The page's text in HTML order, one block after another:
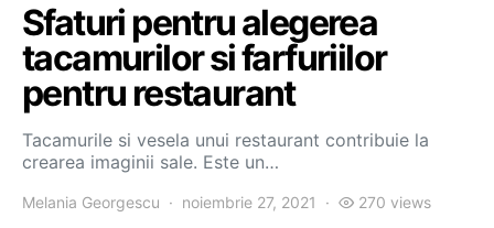
Sfaturi pentru alegerea
tacamurilor si farfuriilor
pentru restaurant
Tacamurile si vesela unui restaurant contribuie la
crearea imaginii sale. Este un…
Melania Georgescu noiembrie 27, 2021 270 views